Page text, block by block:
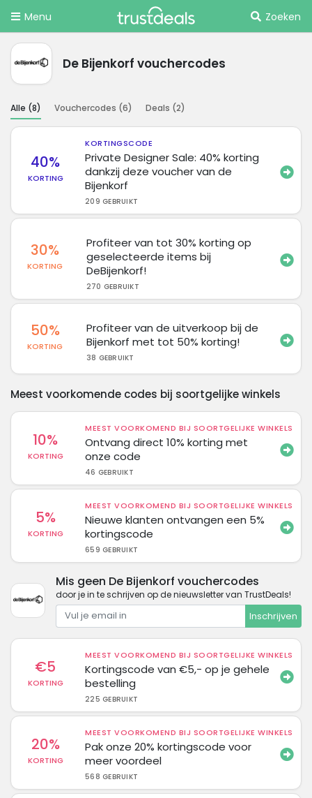
Menu Zoeken
De Bijenkorf vouchercodes
Alle (8) Vouchercodes (6) Deals (2)
40%
KORTING
KORTINGSCODE
Private Designer Sale: 40% korting
dankzij deze voucher van de
Bijenkorf
209 GEBRUIKT
30%
KORTING
Profiteer van tot 30% korting op
geselecteerde items bij
DeBijenkorf!
270 GEBRUIKT
50%
KORTING
Profiteer van de uitverkoop bij de
Bijenkorf met tot 50% korting!
38 GEBRUIKT
Meest voorkomende codes bij soortgelijke winkels
10%
KORTING
MEEST VOORKOMEND BIJ SOORTGELIJKE WINKELS
Ontvang direct 10% korting met
onze code
46 GEBRUIKT
5%
KORTING
MEEST VOORKOMEND BIJ SOORTGELIJKE WINKELS
Nieuwe klanten ontvangen een 5%
kortingscode
659 GEBRUIKT
Mis geen De Bijenkorf vouchercodes
door je in te schrijven op de nieuwsletter van TrustDeals!
Inschrijven
€5
KORTING
MEEST VOORKOMEND BIJ SOORTGELIJKE WINKELS
Kortingscode van €5,- op je gehele
bestelling
225 GEBRUIKT
20%
KORTING
MEEST VOORKOMEND BIJ SOORTGELIJKE WINKELS
Pak onze 20% kortingscode voor
meer voordeel
568 GEBRUIKT